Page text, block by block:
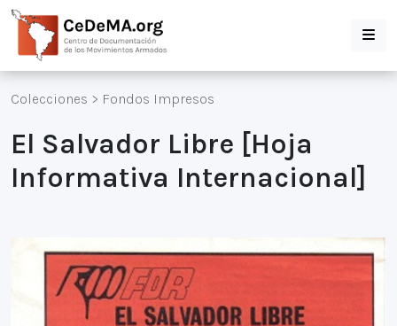
Colecciones > Fondos Impresos
El Salvador Libre [Hoja
Informativa Internacional]